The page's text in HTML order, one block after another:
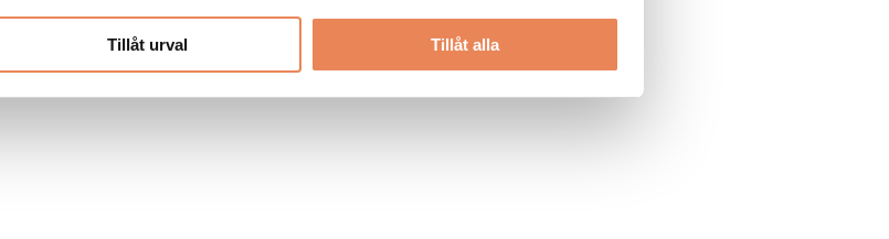
Tillåt urval Tillåt alla